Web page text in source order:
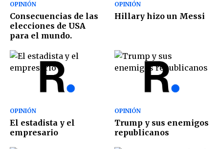
OPINIÓN
Consecuencias de las
elecciones de USA
para el mundo.
OPINIÓN
Hillary hizo un Messi
OPINIÓN
El estadista y el
empresario
OPINIÓN
Trump y sus enemigos
republicanos